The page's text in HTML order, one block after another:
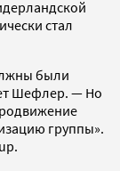
стал
были
Шефлер. — Но
группы».